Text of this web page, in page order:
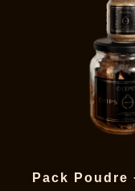
Pack Poudre